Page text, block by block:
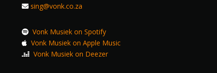
sing@vonk.co.za
Vonk Musiek on Spotify
Vonk Musiek on Apple Music
Vonk Musiek on Deezer